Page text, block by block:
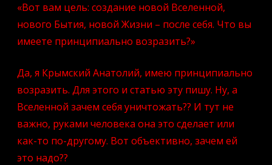
«Вот вам цель: создание новой Вселенной,
нового Бытия, новой Жизни – после себя. Что вы
имеете принципиально возразить?»
Да, я Крымский Анатолий, имею принципиально
возразить. Для этого и статью эту пишу. Ну, а
Вселенной зачем себя уничтожать?? И тут не
важно, руками человека она это сделает или
как-то по-другому. Вот объективно, зачем ей
это надо??